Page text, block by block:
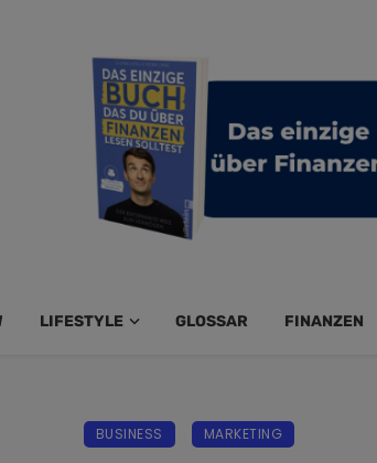
LIFESTYLE GLOSSAR FINANZEN
BUSINESS MARKETING